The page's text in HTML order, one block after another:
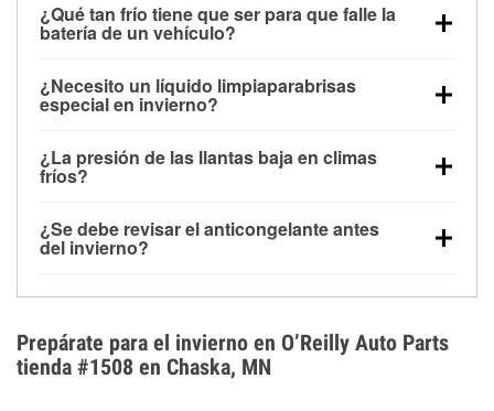
¿Qué tan frío tiene que ser para que falle la
batería de un vehículo?
debajo de los 32 °F y puede perder hasta la mitad de
su potencia de arranque cerca de los 0 °F, lo que
arranque.
¿Necesito un líquido limpiaparabrisas
especial en invierno?
la congelación y ayuda a disolver la sal y la nieve
derretida en la carretera para mejorar la visibilidad.
¿La presión de las llantas baja en climas
fríos?
alrededor de 1 PSI por cada 10 °F que baja la
temperatura. Puedes obtener más información sobre
¿Se debe revisar el anticongelante antes
del invierno?
el sobrecalentamiento en condiciones de frío
extremo. Aprende cómo comprobar la protección
anticongelante en nuestra sección How-To.
Prepárate para el invierno en O’Reilly Auto Parts
tienda #1508 en Chaska, MN